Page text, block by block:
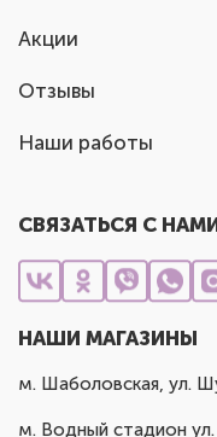
Акции
Отзывы
Наши работы
СВЯЗАТЬСЯ С
НАШИ МАГАЗИНЫ
м. Шаболовская, ул.
м. Водный стадион